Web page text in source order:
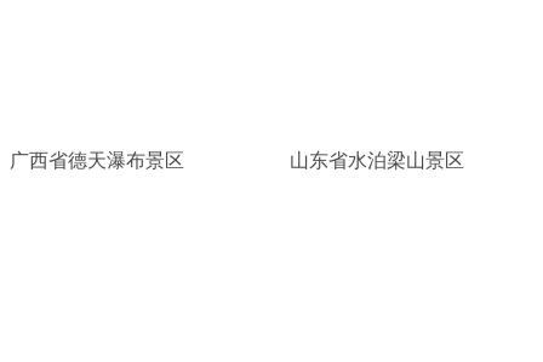
广西省德天瀑布景区 山东省水泊梁山景区